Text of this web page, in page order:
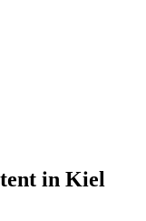
in Kiel